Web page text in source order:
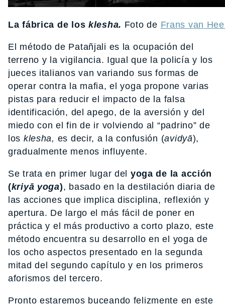
La fábrica de los klesha. Foto de Frans van
El método de Patañjali es la ocupación del
terreno y la vigilancia. Igual que la policía y los
jueces italianos van variando sus formas de
operar contra la mafia, el yoga propone varias
pistas para reducir el impacto de la falsa
identificación, del apego, de la aversión y del
miedo con el fin de ir volviendo al “padrino” de
los klesha, es decir, a la confusión (avidyā),
gradualmente menos influyente.
Se trata en primer lugar del yoga de la acción
(kriyā yoga), basado en la destilación diaria de
las acciones que implica disciplina, reflexión y
apertura. De largo el más fácil de poner en
práctica y el más productivo a corto plazo, este
método encuentra su desarrollo en el yoga de
los ocho aspectos presentado en la segunda
mitad del segundo capítulo y en los primeros
aforismos del tercero.
Pronto estaremos buceando felizmente en este